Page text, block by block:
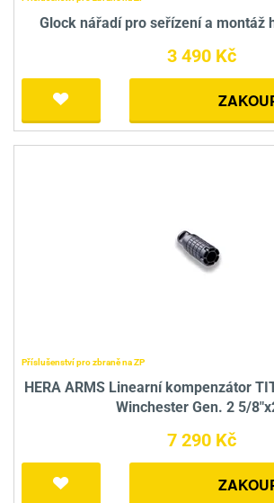
Glock nářadí pro seřízení a montáž
3 490 Kč
Příslušenství pro zbraně na ZP
HERA ARMS Linearní kompenzátor
Winchester Gen. 2 5/
7 290 Kč